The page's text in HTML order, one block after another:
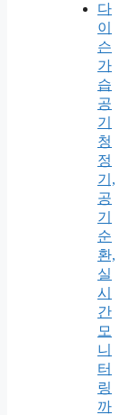
다
이
슨
가
습
공
기
청
정
기,
공
기
순
환,
실
시
간
모
니
터
링
까